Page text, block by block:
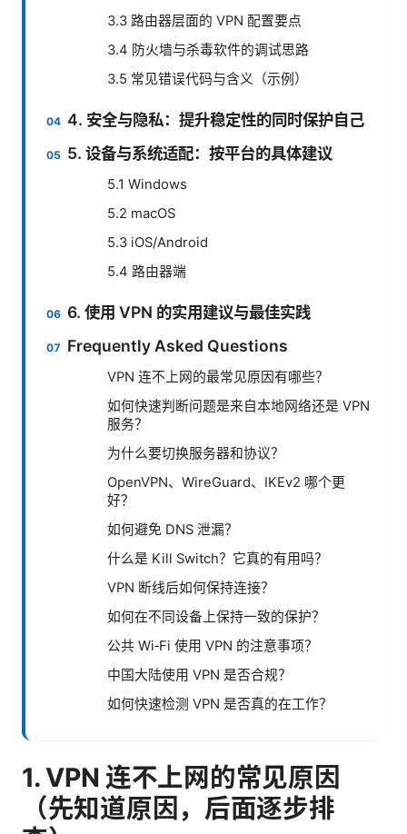
3.3 路由器层面的 VPN 配置要点
3.4 防火墙与杀毒软件的调试思路
3.5 常见错误代码与含义（示例）
4. 安全与隐私：提升稳定性的同时保护自己
5. 设备与系统适配：按平台的具体建议
5.1 Windows
5.2 macOS
5.3 iOS/Android
5.4 路由器端
6. 使用 VPN 的实用建议与最佳实践
Frequently Asked Questions
VPN 连不上网的最常见原因有哪些？
如何快速判断问题是来自本地网络还是 VPN
服务？
为什么要切换服务器和协议？
OpenVPN、WireGuard、IKEv2 哪个更
好？
如何避免 DNS 泄漏？
什么是 Kill Switch？它真的有用吗？
VPN 断线后如何保持连接？
如何在不同设备上保持一致的保护？
公共 Wi‑Fi 使用 VPN 的注意事项？
中国大陆使用 VPN 是否合规？
如何快速检测 VPN 是否真的在工作？
1. VPN 连不上网的常见原因
（先知道原因，后面逐步排